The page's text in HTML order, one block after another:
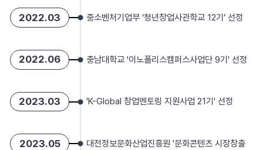
2022.03 중소벤처기업부 ‘청년창업사관학교 12기’ 선정
2022.06 충남대학교 '이노폴리스캠퍼스사업단 9기' 선정
2023.03 'K-Global 창업멘토링 지원사업 21기' 선정
2023.05
대전정보문화산업진흥원 '문화콘텐츠 시장창출